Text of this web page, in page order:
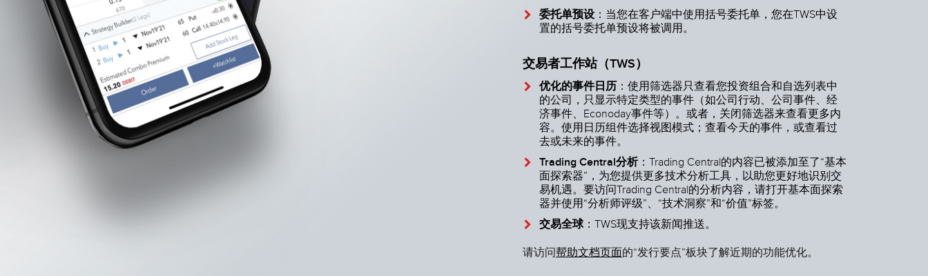
委托单预设 ：当您在客户端中使用括号委托单，您在TWS中设
置的括号委托单预设将被调用。
交易者工作站（TWS）
优化的事件日历 ：使用筛选器只查看您投资组合和自选列表中
的公司，只显示特定类型的事件（如公司行动、公司事件、经
济事件、Econoday事件等）。或者，关闭筛选器来查看更多内
容。使用日历组件选择视图模式；查看今天的事件，或查看过
去或未来的事件。
Trading Central分析：Trading Central的内容已被添加至了“基本
面探索器”，为您提供更多技术分析工具，以助您更好地识别交
易机遇。要访问Trading Central的分析内容，请打开基本面探索
器并使用“分析师评级”、“技术洞察”和“价值”标签。
交易全球：TWS现支持该新闻推送。
请访问 帮助文档页面的“发行要点”板块了解近期的功能优化。